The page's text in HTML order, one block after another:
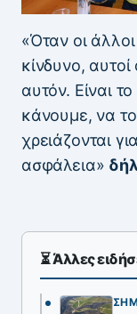
«Όταν οι
κίνδυνο,
αυτόν. Είναι
κάνουμε, να
χρειάζονται
ασφάλεια»
⏳ Άλλες